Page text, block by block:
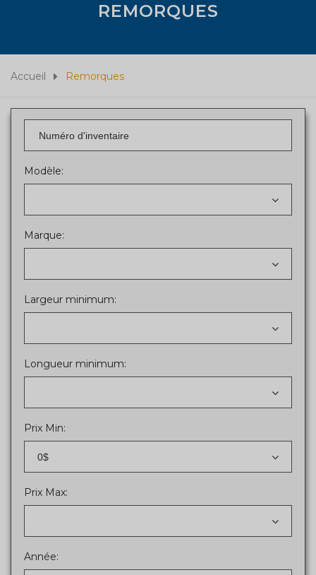
REMORQUES
Accueil Remorques
Modèle:
Marque:
Largeur minimum:
Longueur minimum:
Prix Min:
0$
Prix Max:
Année: